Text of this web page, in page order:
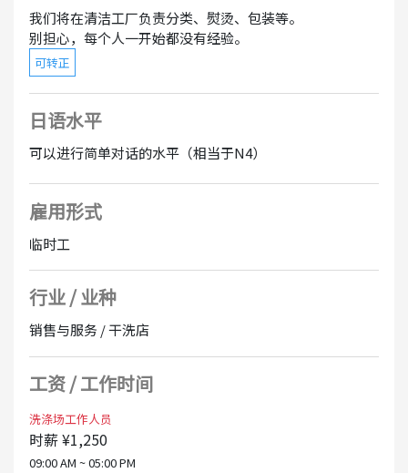
我们将在清洁工厂负责分类、熨烫、包装等。
别担心，每个人一开始都没有经验。
可转正
日语水平
可以进行简单对话的水平（相当于N4）
雇用形式
临时工
行业 / 业种
销售与服务 / 干洗店
工资 / 工作时间
洗涤场工作人员
时薪 ¥1,250
09:00 AM ~ 05:00 PM